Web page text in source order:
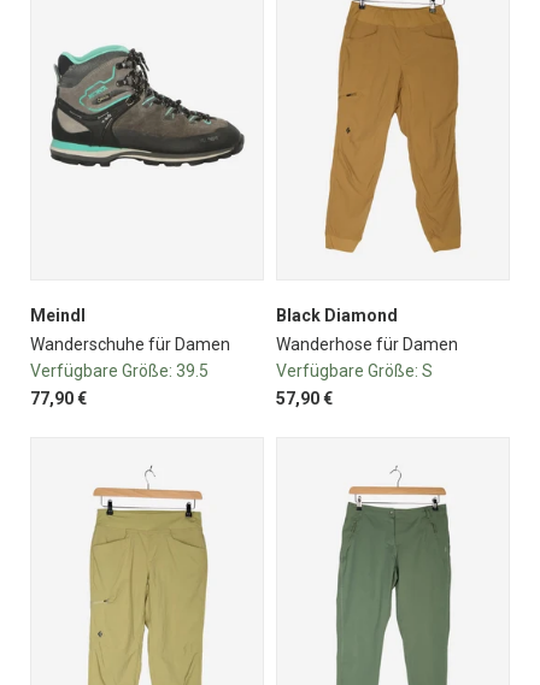
Meindl
Wanderschuhe für Damen
Verfügbare Größe: 39.5
77,90 €
Black Diamond
Wanderhose für Damen
Verfügbare Größe: S
57,90 €